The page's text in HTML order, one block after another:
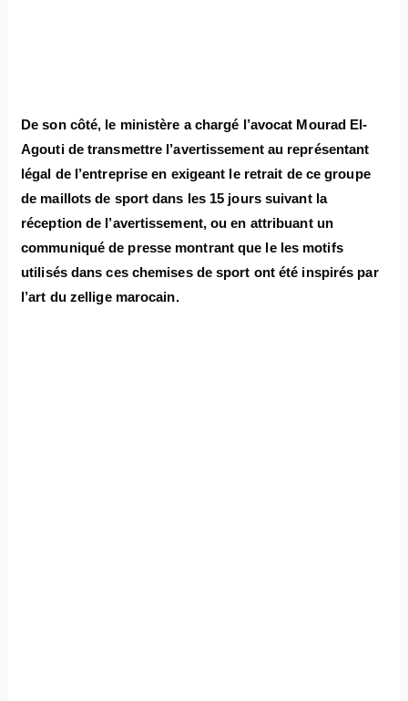
De son côté, le ministère a chargé l’avocat Mourad El-
Agouti de transmettre l’avertissement au représentant
légal de l’entreprise en exigeant le retrait de ce groupe
de maillots de sport dans les 15 jours suivant la
réception de l’avertissement, ou en attribuant un
communiqué de presse montrant que le les motifs
utilisés dans ces chemises de sport ont été inspirés par
l’art du zellige marocain.